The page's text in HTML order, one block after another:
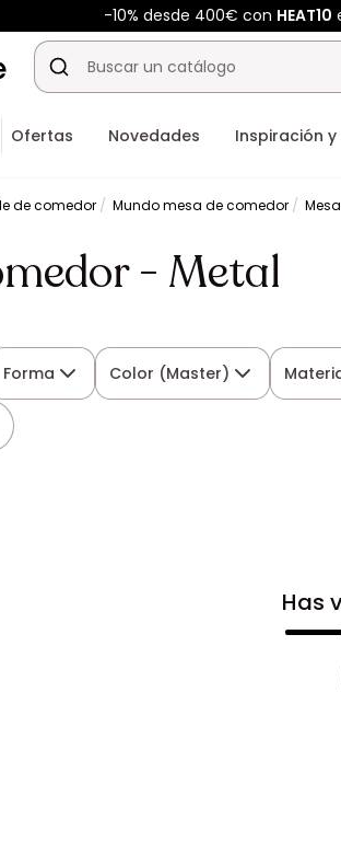
-10% desde 400€ con HEAT10
Ofertas Novedades Inspiración y
de comedor Mundo mesa de comedor
- Metal
Forma Color (Master)
Has